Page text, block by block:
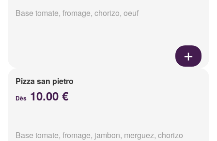
Base tomate, fromage, chorizo, oeuf
Pizza san pietro
Dès 10.00 €
Base tomate, fromage, jambon, merguez, chorizo